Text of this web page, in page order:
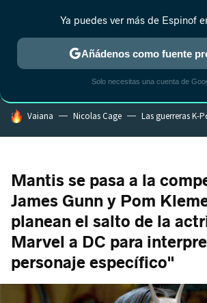
MENÚ
ESTRENOS REALITY ANIME
HOY SE HABLA DE
Vaiana Nicolas Cage Las guerreras K-
Mantis se pasa a la
James Gunn y Pom
planean el salto de la
Marvel a DC para
personaje específico"
Ya puedes ver más de Espinof
Añádenos como fuente
Solo necesitas una cuenta de